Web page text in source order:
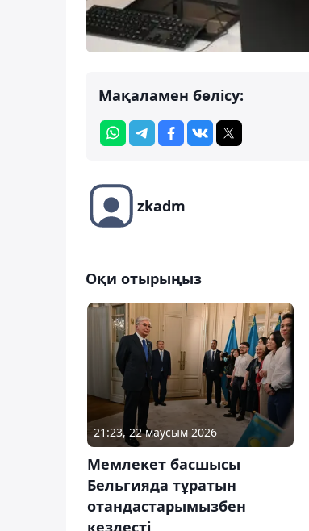
Мақаламен бөлісу:
zkadm
Оқи отырыңыз
21:23, 22 маусым 2026
Мемлекет басшысы
Бельгияда тұратын
отандастарымызбен